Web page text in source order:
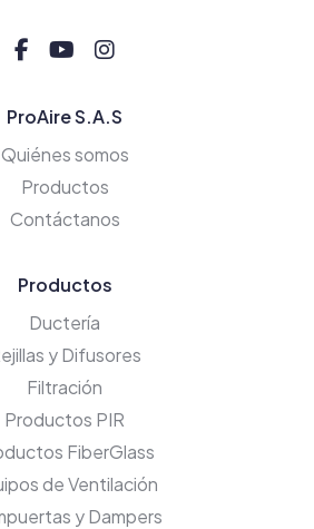
ProAire S.A.S
Quiénes somos
Productos
Contáctanos
Productos
Ductería
y Difusores
Filtración
Productos PIR
FiberGlass
de Ventilación
y Dampers